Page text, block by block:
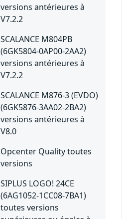
versions antérieures à
V7.2.2
SCALANCE M804PB
(6GK5804-0AP00-2AA2)
versions antérieures à
V7.2.2
SCALANCE M876-3 (EVDO)
(6GK5876-3AA02-2BA2)
versions antérieures à
V8.0
Opcenter Quality toutes
versions
SIPLUS LOGO! 24CE
(6AG1052-1CC08-7BA1)
toutes versions